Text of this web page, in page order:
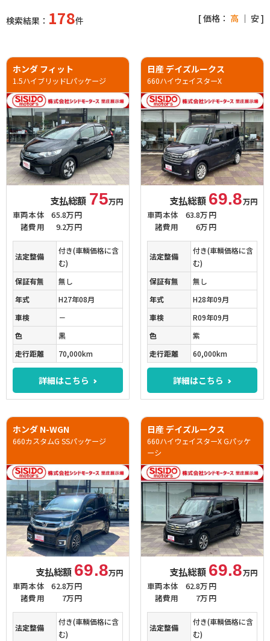
検索結果： 178件 [ 価格： 高 ｜ 安]
ホンダ フィット
1.5ハイブリッドLパッケージ
支払総額 75万円
車両本体
65.8万円
諸費用
9.2万円
法定整備
付き(車輌価格に含
む)
保証有無
無し
年式
H27年08月
車検
－
色
黒
走行距離
70,000km
詳細はこちら
日産 デイズルークス
660ハイウェイスターX
支払総額 69.8万円
車両本体
63.8万円
諸費用
6万円
法定整備
付き(車輌価格に含
む)
保証有無
無し
年式
H28年09月
車検
R09年09月
色
紫
走行距離
60,000km
詳細はこちら
ホンダ N-WGN
660カスタムG SSパッケージ
支払総額 69.8万円
車両本体
62.8万円
諸費用
7万円
法定整備
付き(車輌価格に含
む)
日産 デイズルークス
660ハイウェイスターX Gパッケ
ーシ
支払総額 69.8万円
車両本体
62.8万円
諸費用
7万円
法定整備
付き(車輌価格に含
む)